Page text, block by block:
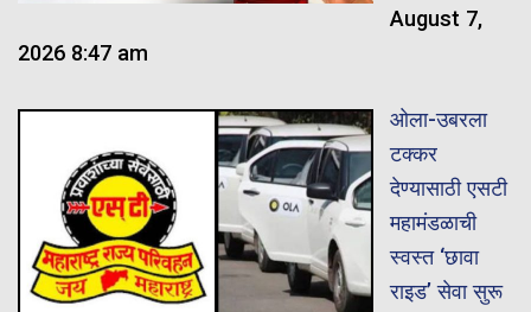
August 7,
2026 8:47 am
ओला-उबरला
टक्कर
देण्यासाठी एसटी
महामंडळाची
स्वस्त ‘छावा
राइड’ सेवा सुरू